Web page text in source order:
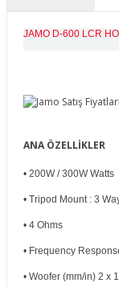
JAMO D-600 LCR
ANA ÖZELLİKLER
• 200W / 300W Watts
• Tripod Mount : 3
• 4 Ohms
• Frequency
• Woofer (mm/in) 2 x